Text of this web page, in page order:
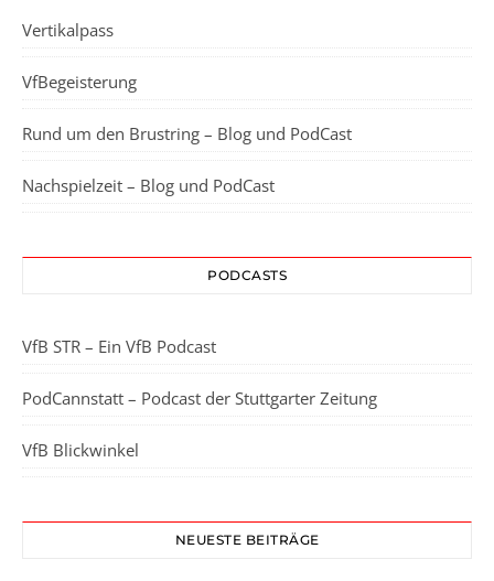
Vertikalpass
VfBegeisterung
Rund um den Brustring – Blog und PodCast
Nachspielzeit – Blog und PodCast
PODCASTS
VfB STR – Ein VfB Podcast
PodCannstatt – Podcast der Stuttgarter Zeitung
VfB Blickwinkel
NEUESTE BEITRÄGE